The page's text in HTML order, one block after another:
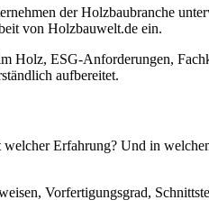
der Holzbaubranche
von Holzbauwelt.de ein.
Holz, ESG-Anforderungen,
aufbereitet.
Erfahrung? Und in
Vorfertigungsgrad,